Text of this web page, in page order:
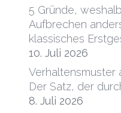
5 Gründe,
Aufbrechen
klassisches
10. Juli 2026
Verhaltensmuster
Der Satz, der
8. Juli 2026